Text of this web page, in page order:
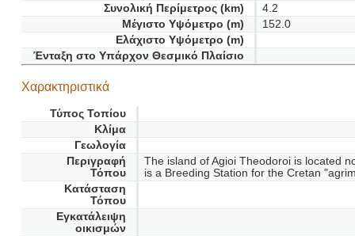
Συνολική Περίμετρος (km)
4.2
Μέγιστο Υψόμετρο (m)
152.0
Ελάχιστο Υψόμετρο (m)
Ένταξη στο Υπάρχον Θεσμικό Πλαίσιο
Χαρακτηριστικά
Τύπος Τοπίου
Κλίμα
Γεωλογία
Περιγραφή
Τόπου
The island of Agioi Theodoroi is located
is a Breeding Station for the Cretan
Κατάσταση
Τόπου
Εγκατάλειψη
οικισμών